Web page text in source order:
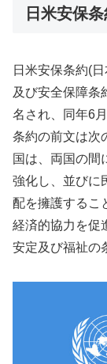
日米安保
日米安保条約(
及び安全保障条
名され、同年6
条約の前文は次
国は、両国の間
強化し、並びに
配を擁護するこ
経済的協力を促
安定及び福祉の